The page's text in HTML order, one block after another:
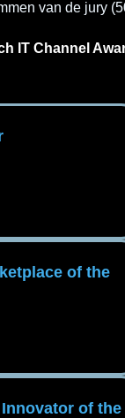
van de jury
IT Channel
of the
of the